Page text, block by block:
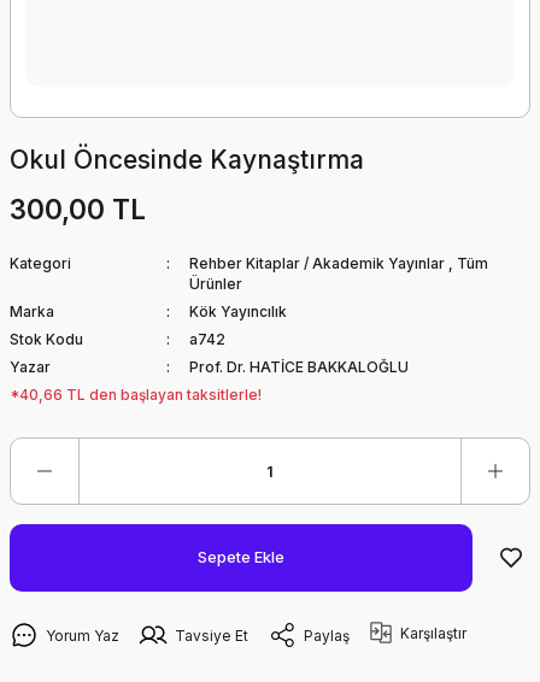
Okul Öncesinde Kaynaştırma
300,00 TL
Kategori Rehber Kitaplar / Akademik Yayınlar , Tüm
Ürünler
Marka
Kök Yayıncılık
Stok Kodu
a742
Yazar
Prof. Dr. HATİCE BAKKALOĞLU
*40,66 TL den başlayan taksitlerle!
Sepete Ekle
Yorum Yaz Tavsiye Et Paylaş Karşılaştır